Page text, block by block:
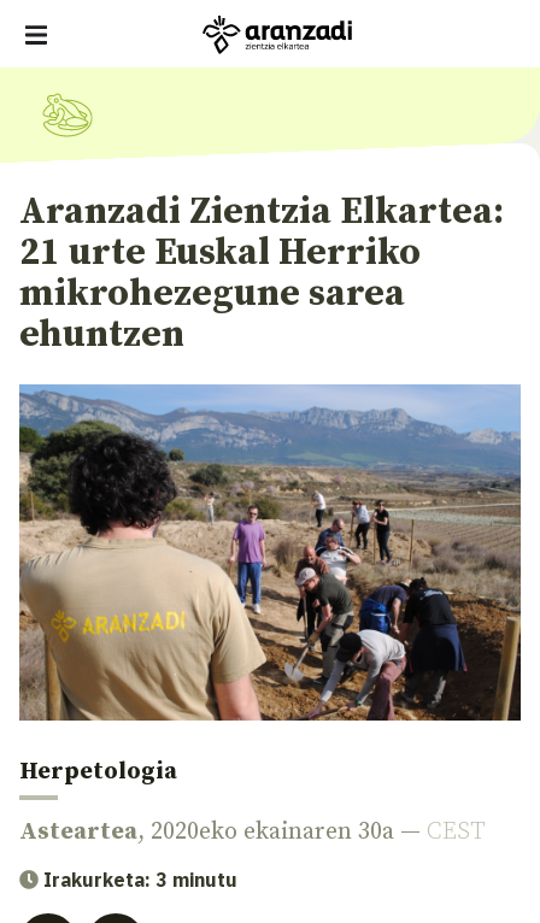
Aranzadi Zientzia Elkartea:
21 urte Euskal Herriko
mikrohezegune sarea
ehuntzen
Herpetologia
Asteartea, 2020eko ekainaren 30a — CEST
Irakurketa: 3 minutu